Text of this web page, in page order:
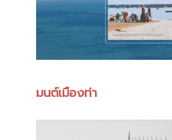
มนต์เมืองท่า